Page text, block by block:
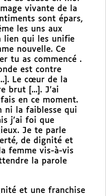
vivante de la
sont épars,
les uns aux
lien qui les unifie
nouvelle. Ce
tu as commencé .
est contre
Le cœur de la
brut [...]. J’ai
en ce moment.
ni la faiblesse qui
j’ai foi que
Je te parle
de dignité et
femme vis-à-vis
la parole
et une franchise